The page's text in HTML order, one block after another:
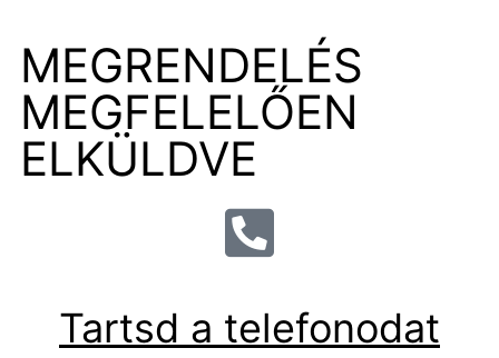
MEGRENDELÉS
MEGFELELŐEN
ELKÜLDVE
Tartsd a telefonodat